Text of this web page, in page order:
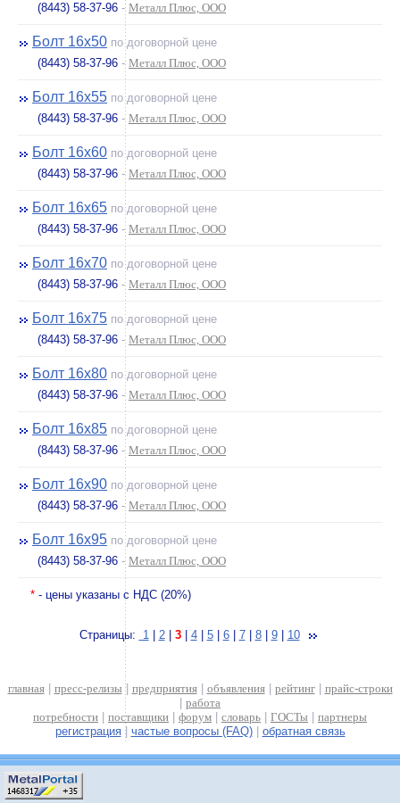
(8443) 58-37-96 - Металл Плюс, ООО
Болт 16х50 по договорной цене
(8443) 58-37-96 - Металл Плюс, ООО
Болт 16х55 по договорной цене
(8443) 58-37-96 - Металл Плюс, ООО
Болт 16х60 по договорной цене
(8443) 58-37-96 - Металл Плюс, ООО
Болт 16х65 по договорной цене
(8443) 58-37-96 - Металл Плюс, ООО
Болт 16х70 по договорной цене
(8443) 58-37-96 - Металл Плюс, ООО
Болт 16х75 по договорной цене
(8443) 58-37-96 - Металл Плюс, ООО
Болт 16х80 по договорной цене
(8443) 58-37-96 - Металл Плюс, ООО
Болт 16х85 по договорной цене
(8443) 58-37-96 - Металл Плюс, ООО
Болт 16х90 по договорной цене
(8443) 58-37-96 - Металл Плюс, ООО
Болт 16х95 по договорной цене
(8443) 58-37-96 - Металл Плюс, ООО
* - цены указаны с НДС (20%)
Страницы: 1| 2| 3| 4| 5| 6| 7| 8| 9| 10
главная| пресс-релизы | предприятия| объявления| рейтинг| прайс-строки
работа
потребности
поставщики форум словарь ГОСТы
партнеры
регистрация| частые вопросы (FAQ)| обратная связь